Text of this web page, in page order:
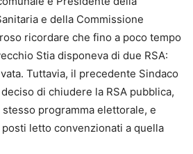
e della Commissione
ricordare che fino a poco tempo
Stia disponeva di due RSA:
Tuttavia, il precedente Sindaco
di chiudere la RSA pubblica,
programma elettorale, e
letto convenzionati a quella